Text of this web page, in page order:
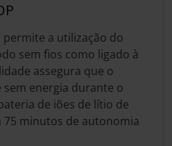
a utilização do
sem fios como ligado à
assegura que o
energia durante o
de iões de lítio de
minutos de autonomia